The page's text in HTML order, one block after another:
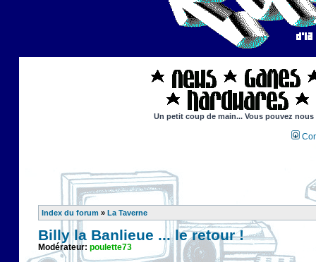
Un petit coup de main... Vous pouvez
Index du forum » La Taverne
Billy la Banlieue ... le retour !
Modérateur: poulette73